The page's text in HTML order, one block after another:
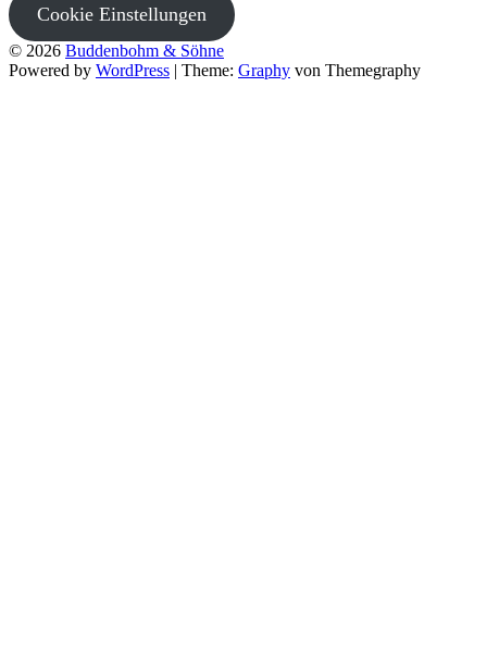
Cookie Einstellungen
© 2026 Buddenbohm & Söhne
Powered by WordPress | Theme: Graphy von Themegraphy